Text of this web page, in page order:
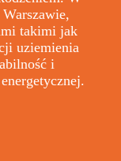
takimi jak
uziemienia
i